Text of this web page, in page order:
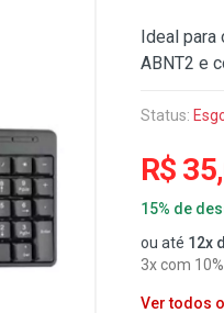
Ideal para
ABNT2 e
Status:
R$
15% de
ou até 12x
3x com
Ver todos